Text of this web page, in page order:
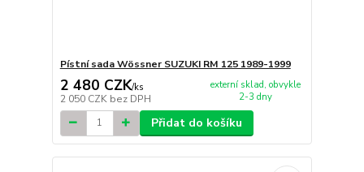
Pístní sada Wössner SUZUKI RM 125 1989-1999
2 480 CZK/ks
2 050 CZK bez DPH
externí sklad, obvykle
2-3 dny
Přidat do košíku